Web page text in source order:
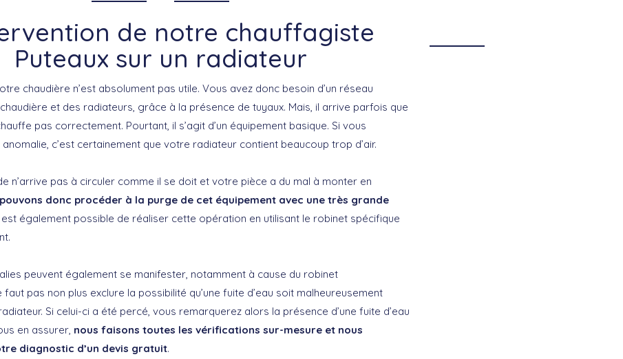
de notre chauffagiste
Puteaux sur un radiateur
chaudière n’est absolument pas utile. Vous avez donc besoin d’un réseau
et des radiateurs, grâce à la présence de tuyaux. Mais, il arrive parfois que
pas correctement. Pourtant, il s’agit d’un équipement basique. Si vous
c’est certainement que votre radiateur contient beaucoup trop d’air.
n’arrive pas à circuler comme il se doit et votre pièce a du mal à monter en
donc procéder à la purge de cet équipement avec une très grande
est également possible de réaliser cette opération en utilisant le robinet spécifique
peuvent également se manifester, notamment à cause du robinet
pas non plus exclure la possibilité qu’une fuite d’eau soit malheureusement
Si celui-ci a été percé, vous remarquerez alors la présence d’une fuite d’eau
en assurer, nous faisons toutes les vérifications sur-mesure et nous
diagnostic d’un devis gratuit.